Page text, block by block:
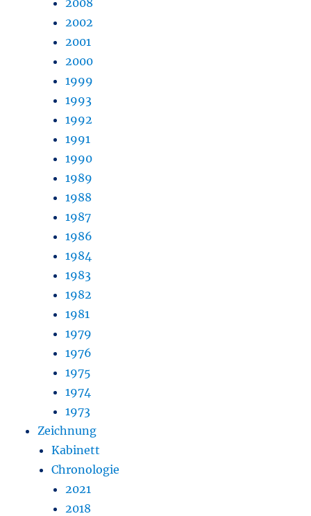
2008
2002
2001
2000
1999
1993
1992
1991
1990
1989
1988
1987
1986
1984
1983
1982
1981
1979
1976
1975
1974
1973
Zeichnung
Kabinett
Chronologie
2021
2018